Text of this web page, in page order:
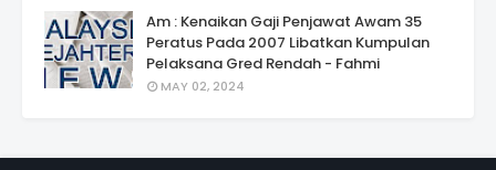
Am : Kenaikan Gaji Penjawat Awam 35
Peratus Pada 2007 Libatkan Kumpulan
Pelaksana Gred Rendah - Fahmi
MAY 02, 2024